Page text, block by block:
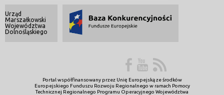
Urząd
Marszałkowski
Województwa
Dolnośląskiego
Portal współfinansowany przez Unię Europejską ze środków
Europejskiego Funduszu Rozwoju Regionalnego w ramach Pomocy
Technicznej Regionalnego Programu Operacyjnego Województwa